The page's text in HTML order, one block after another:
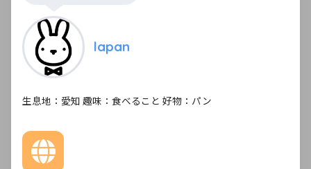
lapan
生息地：愛知 趣味：食べること 好物：パン